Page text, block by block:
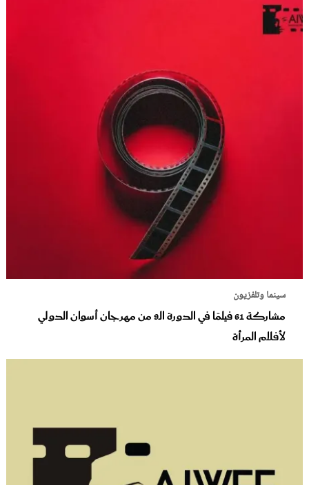
سينما وتلفزيون
مشاركة 61 فيلمًا في الدورة الـ9 من مهرجان أسوان الدولي
لأفلام المرأة